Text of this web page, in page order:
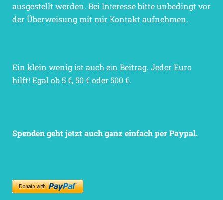
ausgestellt werden. Bei Interesse bitte unbedingt vor
der Überweisung mit mir Kontakt aufnehmen.
Ein klein wenig ist auch ein Beitrag. Jeder Euro
hilft! Egal ob 5 €, 50 € oder 500 €.
Spenden geht jetzt auch ganz einfach per Paypal.